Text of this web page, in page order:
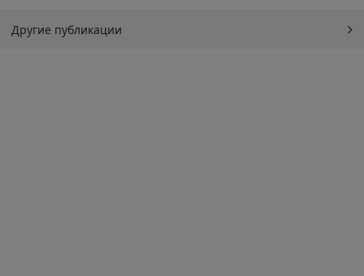
Другие публикации